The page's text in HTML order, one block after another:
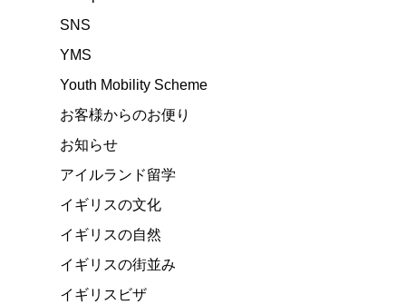
SNS
YMS
Youth Mobility Scheme
お客様からのお便り
お知らせ
アイルランド留学
イギリスの文化
イギリスの自然
イギリスの街並み
イギリスビザ